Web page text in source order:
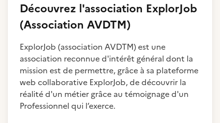
Découvrez l'association ExplorJob
(Association AVDTM)
ExplorJob (association AVDTM) est une
association reconnue d'intérêt général dont la
mission est de permettre, grâce à sa plateforme
web collaborative ExplorJob, de découvrir la
réalité d'un métier grâce au témoignage d'un
Professionnel qui l’exerce.